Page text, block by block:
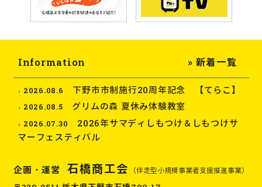
Information » 新着一覧
2026.08.6 下野市市制施行20周年記念 【てらこ】
2026.08.5 グリムの森 夏休み体験教室
2026.07.30
2026年サマディしもつけ＆しもつけサ
マーフェスティバル
企画・運営 石橋商工会 （伴走型小規模事業者支援推進事業）